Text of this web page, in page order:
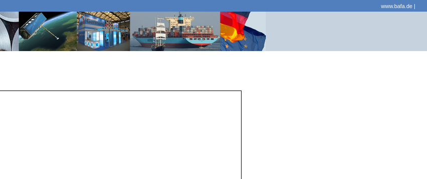
www.bafa.de |